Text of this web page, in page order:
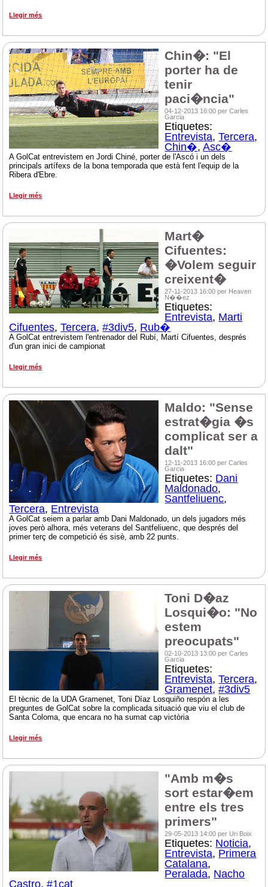
Llegir més
Chin�: "El
porter ha de
tenir
paci�ncia"
04-12-2013 16:00 per Carles
Garcia
Etiquetes:
Entrevista,Tercera,
Chin�,Asc�
A GolCat entrevistem en Jordi Chiné, porter de l'Ascó i un dels
principals artífexs de la bona temporada que està fent l'equip de la
Ribera d'Ebre.
Llegir més
Mart�
Cifuentes:
�Volem seguir
creixent�
27-11-2013 16:00 per Heaven
N��ez
Etiquetes:
Entrevista, Marti
Cifuentes,Tercera,#3div5, Rub�
A GolCat entrevistem l'entrenador del Rubí, Martí Cifuentes, després
d'un gran inici de campionat
Llegir més
Maldo: "Sense
estrat�gia �s
complicat ser a
dalt"
12-11-2013 16:00 per Carles
Garcia
Etiquetes: Dani
Maldonado,
Santfeliuenc,
Tercera, Entrevista
A GolCat seiem a parlar amb Dani Maldonado, un dels jugadors més
joves però alhora, més veterans del Santfeliuenc, que després del
primer terç de competició és sisè, amb 22 punts.
Llegir més
Toni D�az
Losqui�o: "No
estem
preocupats"
02-10-2013 13:00 per Carles
Garcia
Etiquetes:
Entrevista,Tercera,
Gramenet,#3div5
El tècnic de la UDA Gramenet, Toni Díaz Losquiño respón a les
preguntes de GolCat sobre la complicada situació que viu el club de
Santa Coloma, que encara no ha sumat cap victòria
Llegir més
"Amb m�s
sort estar�em
entre els tres
primers"
29-05-2013 14:00 per Uri Boix
Etiquetes: Noticia,
Entrevista, Primera
Catalana,
Peralada, Nacho
Castro,#1cat